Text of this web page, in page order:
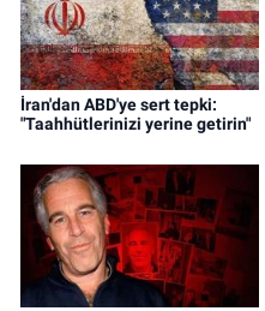
İran'dan ABD'ye sert tepki:
"Taahhütlerinizi yerine getirin"